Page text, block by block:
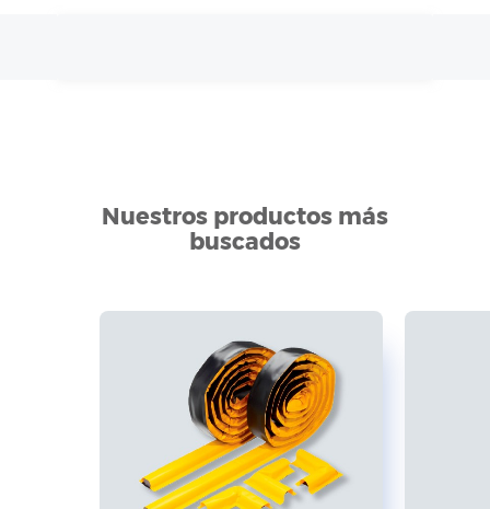
Nuestros productos más
buscados